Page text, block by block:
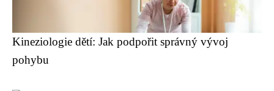
Kineziologie dětí: Jak podpořit správný vývoj
pohybu